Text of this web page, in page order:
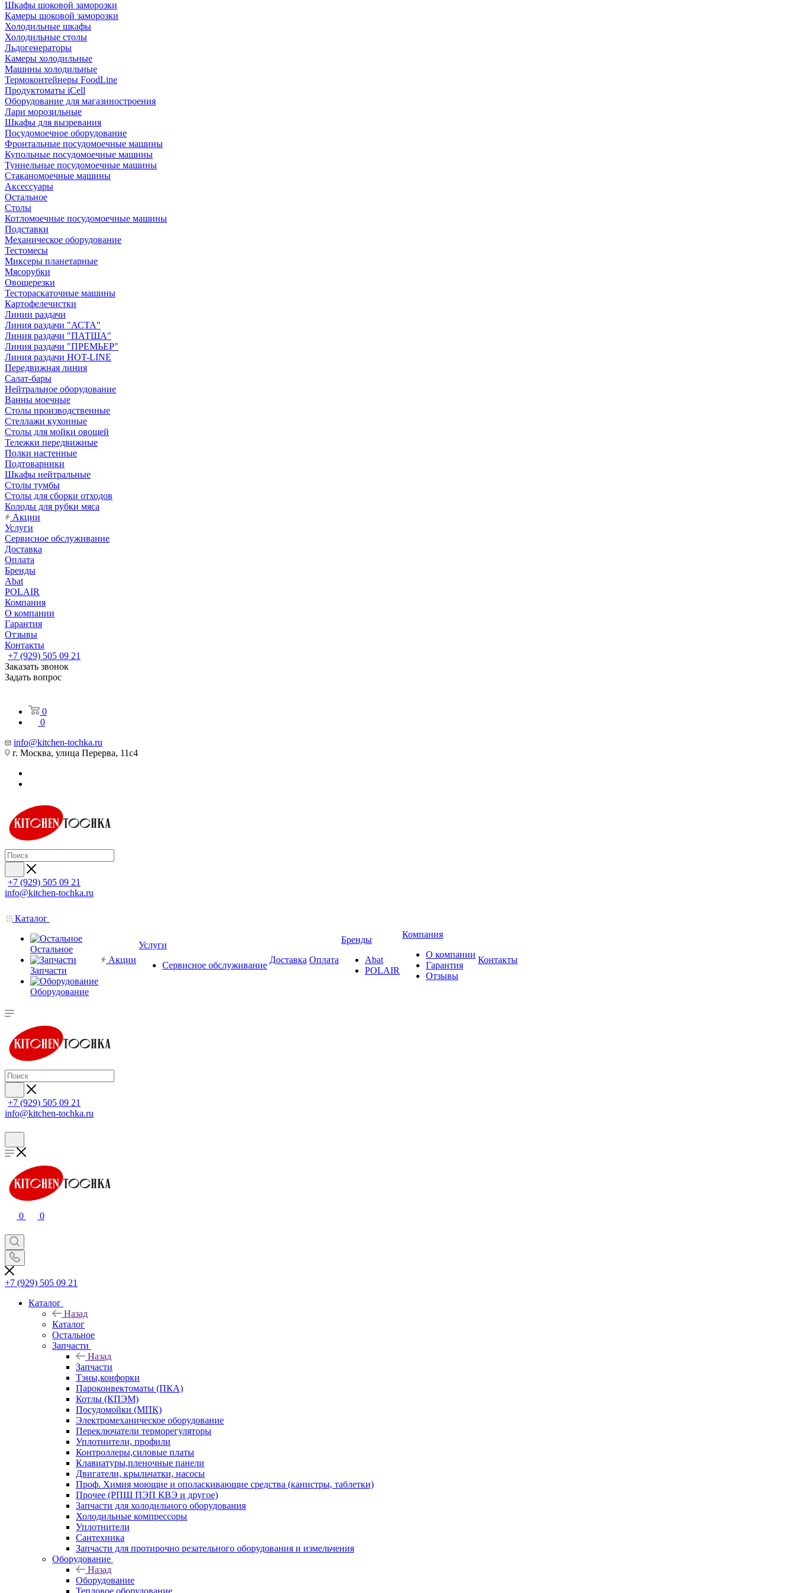
Шкафы шоковой заморозки
Камеры шоковой заморозки
Холодильные шкафы
Холодильные столы
Льдогенераторы
Камеры холодильные
Машины холодильные
Термоконтейнеры FoodLine
Продуктоматы iCell
Оборудование для магазиностроения
Лари морозильные
Шкафы для вызревания
Посудомоечное оборудование
Фронтальные посудомоечные машины
Купольные посудомоечные машины
Туннельные посудомоечные машины
Стаканомоечные машины
Аксессуары
Остальное
Столы
Котломоечные посудомоечные машины
Подставки
Механическое оборудование
Тестомесы
Миксеры планетарные
Мясорубки
Овощерезки
Тестораскаточные машины
Картофелечистки
Линии раздачи
Линия раздачи "АСТА"
Линия раздачи "ПАТША"
Линия раздачи "ПРЕМЬЕР"
Линия раздачи HOT-LINE
Передвижная линия
Салат-бары
Нейтральное оборудование
Ванны моечные
Столы производственные
Стеллажи кухонные
Столы для мойки овощей
Тележки передвижные
Полки настенные
Подтоварники
Шкафы нейтральные
Столы тумбы
Столы для сборки отходов
Колоды для рубки мяса
Акции
Услуги
Сервисное обслуживание
Доставка
Оплата
Бренды
Abat
POLAIR
Компания
О компании
Гарантия
Отзывы
Контакты
+7 (929) 505 09 21
Заказать звонок
Задать вопрос
0
0
info@kitchen-tochka.ru
г. Москва, улица Перерва, 11с4
+7 (929) 505 09 21
info@kitchen-tochka.ru
Каталог
Остальное
Запчасти
Оборудование
Акции
Услуги
Сервисное обслуживание
Доставка Оплата
Бренды
Abat
POLAIR
Компания
О компании
Гарантия
Отзывы
Контакты
+7 (929) 505 09 21
info@kitchen-tochka.ru
0 0
+7 (929) 505 09 21
Каталог
Назад
Каталог
Остальное
Запчасти
Назад
Запчасти
Тэны,конфорки
Пароконвектоматы (ПКА)
Котлы (КПЭМ)
Посудомойки (МПК)
Электромеханическое оборудование
Переключатели терморегуляторы
Уплотнители, профили
Контроллеры,силовые платы
Клавиатуры,пленочные панели
Двигатели, крыльчатки, насосы
Проф. Химия моющие и ополаскивающие средства (канистры, таблетки)
Прочее (РПШ ПЭП КВЭ и другое)
Запчасти для холодильного оборудования
Холодильные компрессоры
Уплотнители
Сантехника
Запчасти для протирочно резательного оборудования и измельчения
Оборудование
Назад
Оборудование
Тепловое оборудование